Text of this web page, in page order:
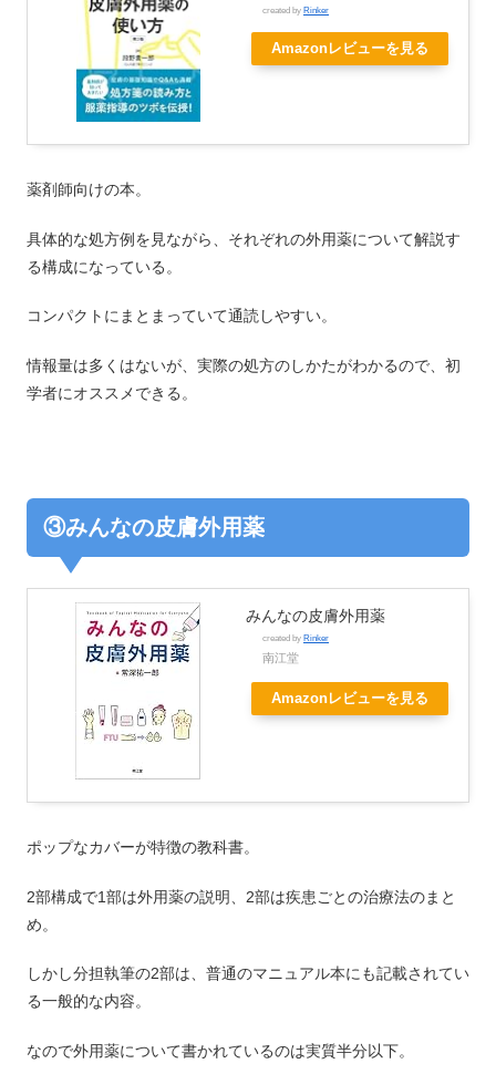
created by Rinker
Amazonレビューを見る
薬剤師向けの本。
具体的な処方例を見ながら、それぞれの外用薬について解説す
る構成になっている。
コンパクトにまとまっていて通読しやすい。
情報量は多くはないが、実際の処方のしかたがわかるので、初
学者にオススメできる。
③みんなの皮膚外用薬
みんなの皮膚外用薬
created by Rinker
南江堂
Amazonレビューを見る
ポップなカバーが特徴の教科書。
2部構成で1部は外用薬の説明、2部は疾患ごとの治療法のまと
め。
しかし分担執筆の2部は、普通のマニュアル本にも記載されてい
る一般的な内容。
なので外用薬について書かれているのは実質半分以下。